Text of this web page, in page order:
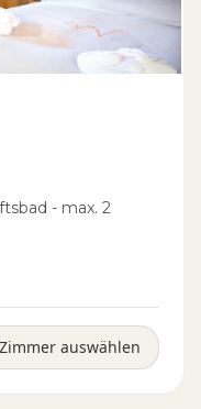
- max. 2
Zimmer auswählen